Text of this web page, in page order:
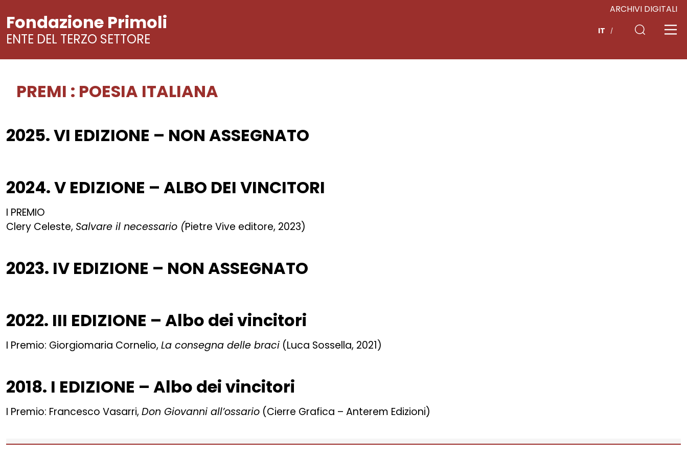
Fondazione Primoli
ENTE DEL TERZO SETTORE
ARCHIVI DIGITALI
IT
PREMI : POESIA ITALIANA
2025. VI EDIZIONE – NON ASSEGNATO
2024. V EDIZIONE – ALBO DEI VINCITORI
I PREMIO
Clery Celeste, Salvare il necessario (Pietre Vive editore, 2023)
2023. IV EDIZIONE – NON ASSEGNATO
2022. III EDIZIONE – Albo dei vincitori
I Premio: Giorgiomaria Cornelio, La consegna delle braci (Luca Sossella, 2021)
2018. I EDIZIONE – Albo dei vincitori
I Premio: Francesco Vasarri, Don Giovanni all’ossario (Cierre Grafica – Anterem Edizioni)